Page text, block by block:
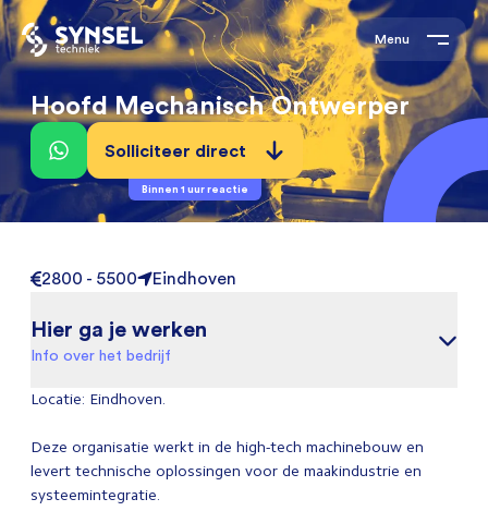
Menu
Hoofd Mechanisch Ontwerper
Solliciteer direct
Binnen 1 uur reactie
2800 - 5500 Eindhoven
Hier ga je werken
Info over het bedrijf
Locatie: Eindhoven.
Deze organisatie werkt in de high-tech machinebouw en
levert technische oplossingen voor de maakindustrie en
systeemintegratie.